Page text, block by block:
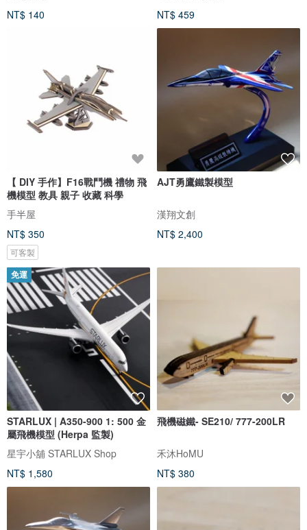
NT$ 140
NT$ 459
【 DIY 手作】F16戰鬥機 禮物 飛
機模型 教具 親子 收藏 科學
手半屋
NT$ 350
可客製
AJT勇鷹鐵製模型
漢翔文創
NT$ 2,400
免運
STARLUX | A350-900 1: 500 金
屬飛機模型 (Herpa 監製)
星宇小舖 STARLUX Shop
NT$ 1,580
飛機磁鐵- SE210/ 777-200LR
禾沐HoMU
NT$ 380